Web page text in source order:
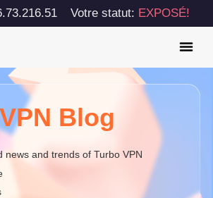
Votre statut: EXPOSÉ!
Blog
news and trends of Turbo VPN